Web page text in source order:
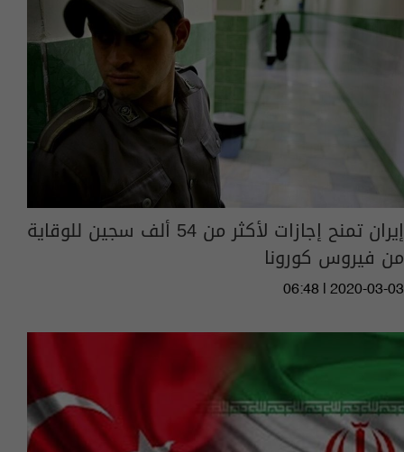
إيران تمنح إجازات لأكثر من 54 ألف سجين للوقاية
من فيروس كورونا
06:48 | 2020-03-03